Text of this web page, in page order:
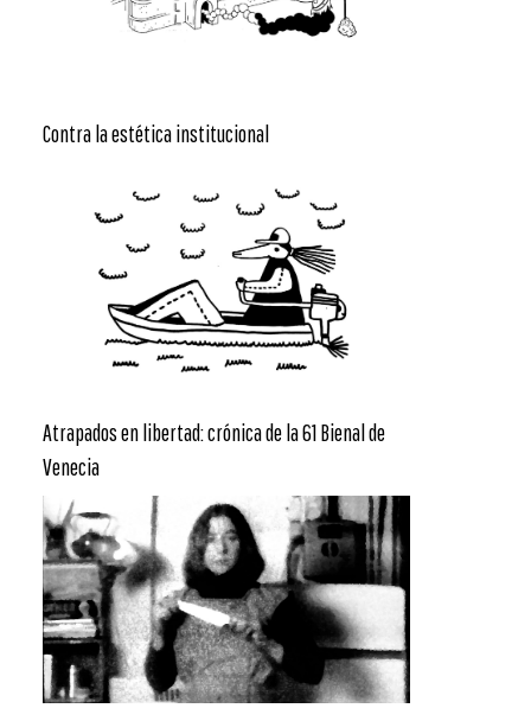
Contra la estética institucional
Atrapados en libertad: crónica de la 61 Bienal de
Venecia